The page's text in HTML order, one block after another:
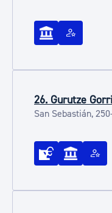
26. Gurutze
San Sebastián,